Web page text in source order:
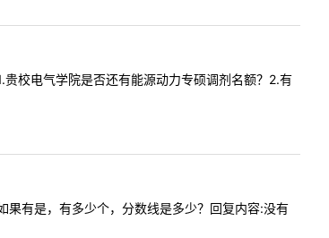
校电气学院是否还有能源动力专硕调剂名额？2.有
有是，有多少个，分数线是多少？回复内容:没有